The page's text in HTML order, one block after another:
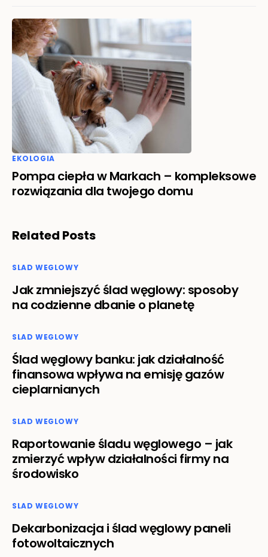
EKOLOGIA
Pompa ciepła w Markach – kompleksowe
rozwiązania dla twojego domu
Related Posts
SLAD WEGLOWY
Jak zmniejszyć ślad węglowy: sposoby
na codzienne dbanie o planetę
SLAD WEGLOWY
Ślad węglowy banku: jak działalność
finansowa wpływa na emisję gazów
cieplarnianych
SLAD WEGLOWY
Raportowanie śladu węglowego – jak
zmierzyć wpływ działalności firmy na
środowisko
SLAD WEGLOWY
Dekarbonizacja i ślad węglowy paneli
fotowoltaicznych